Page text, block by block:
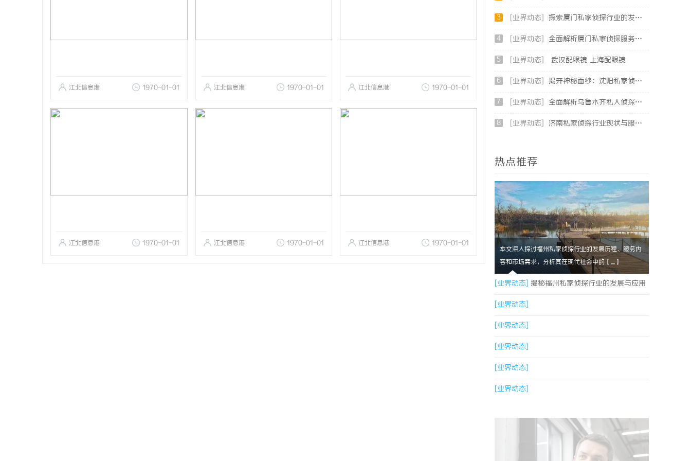
江北信息港 1970-01-01 江北信息港 1970-01-01 江北信息港 1970-01-01
江北信息港 1970-01-01 江北信息港 1970-01-01 江北信息港 1970-01-01
3 [业界动态] 探索厦门私家侦探行业的发展与应用全景
4 [业界动态] 全面解析厦门私家侦探服务的专业性与应用场景
5 [业界动态] 武汉配眼镜 上海配眼镜
6 [业界动态] 揭开神秘面纱：沈阳私家侦探行业的现状与发展
7 [业界动态] 全面解析乌鲁木齐私人侦探服务的优势与应用
8 [业界动态] 济南私家侦探行业现状与服务解析：专业调查助您安心
热点推荐
本文深入探讨福州私家侦探行业的发展历程、服务内
容和市场需求，分析其在现代社会中的【....】
[业界动态] 揭秘福州私家侦探行业的发展与应用
现状
[业界动态]
[业界动态]
[业界动态]
[业界动态]
[业界动态]